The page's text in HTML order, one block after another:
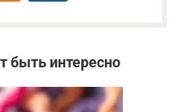
быть интересно